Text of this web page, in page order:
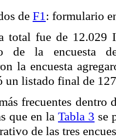
de F1 : formulario
total fue de 12.029
de la encuesta
la encuesta
un listado final de
frecuentes dentro
que en la Tabla 3 se
de las tres